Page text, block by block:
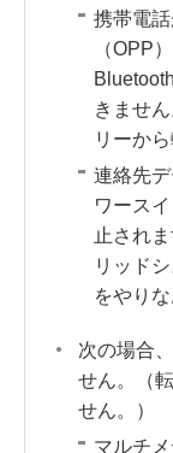
携帯電
（OPP
Bluetooth
きませ
リーか
連絡先
ワース
止され
リッド
をやり
次の場合
せん。（
せん。）
マルチ